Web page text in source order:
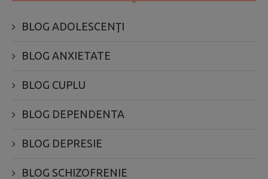
BLOG ADOLESCENŢI
BLOG ANXIETATE
BLOG CUPLU
BLOG DEPENDENTA
BLOG DEPRESIE
BLOG SCHIZOFRENIE